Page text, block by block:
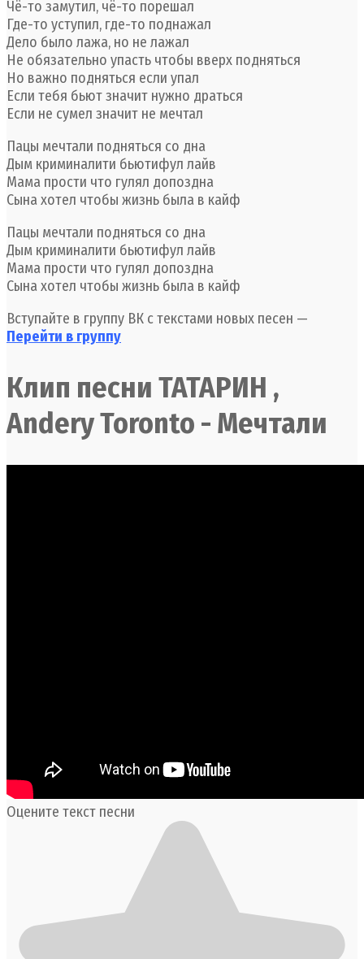
Чё-то замутил, чё-то порешал
Где-то уступил, где-то поднажал
Дело было лажа, но не лажал
Не обязательно упасть чтобы вверх подняться
Но важно подняться если упал
Если тебя бьют значит нужно драться
Если не сумел значит не мечтал
Пацы мечтали подняться со дна
Дым криминалити бьютифул лайв
Мама прости что гулял допоздна
Сына хотел чтобы жизнь была в кайф
Пацы мечтали подняться со дна
Дым криминалити бьютифул лайв
Мама прости что гулял допоздна
Сына хотел чтобы жизнь была в кайф
Вступайте в группу ВК с текстами новых песен —
Перейти в группу
Клип песни ТАТАРИН ,
Andery Toronto - Мечтали
Оцените текст песни